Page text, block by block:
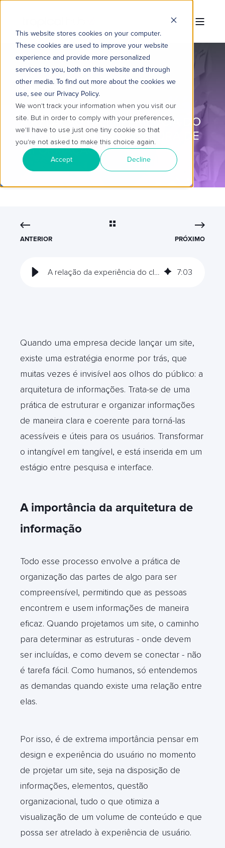
This website stores cookies on your computer.
These cookies are used to improve your website
experience and provide more personalized
services to you, both on this website and through
other media. To find out more about the cookies we
use, see our Privacy Policy.
We won't track your information when you visit our
site. But in order to comply with your preferences,
we'll have to use just one tiny cookie so that
you're not asked to make this choice again.
Accept Decline
5 MIN READ
A RELAÇÃO DA EXPERIÊNCIA DO
CLIENTE COM ARQUITETURA DE
INFORMAÇÃO
ANTERIOR PRÓXIMO
A relação da experiência do cliente com arquitetura de informação 7:03
Quando uma empresa decide lançar um site,
existe uma estratégia enorme por trás, que
muitas vezes é invisível aos olhos do público: a
arquitetura de informações. Trata-se de uma
prática de estruturar e organizar informações
de maneira clara e coerente para torná-las
acessíveis e úteis para os usuários. Transformar
o intangível em tangível, e está inserida em um
estágio entre pesquisa e interface.
A importância da arquitetura de
informação
Todo esse processo envolve a prática de
organização das partes de algo para ser
compreensível, permitindo que as pessoas
encontrem e usem informações de maneira
eficaz. Quando projetamos um site, o caminho
para determinar as estruturas - onde devem
ser incluídas, e como devem se conectar - não
é tarefa fácil. Como humanos, só entendemos
as demandas quando existe uma relação entre
elas.
Por isso, é de extrema importância pensar em
design e experiência do usuário no momento
de projetar um site, seja na disposição de
informações, elementos, questão
organizacional, tudo o que otimiza a
visualização de um volume de conteúdo e que
possa ser atrelado à experiência de usuário.